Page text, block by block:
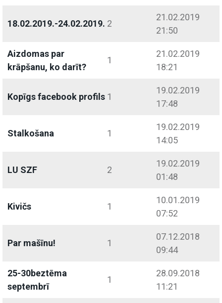
18.02.2019.-24.02.2019. 2
21.02.2019
21:50
Aizdomas par
krāpšanu, ko darīt?
1
21.02.2019
18:21
Kopīgs facebook profils 1
19.02.2019
17:48
Stalkošana 1
19.02.2019
14:05
LU SZF 2
19.02.2019
01:48
Kivičs 1
10.01.2019
07:52
Par mašīnu! 1
07.12.2018
09:44
25-30beztēma
septembrī
1
28.09.2018
11:21